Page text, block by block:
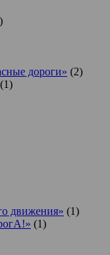
дороги» (2)
(1)
движения» (1)
(1)